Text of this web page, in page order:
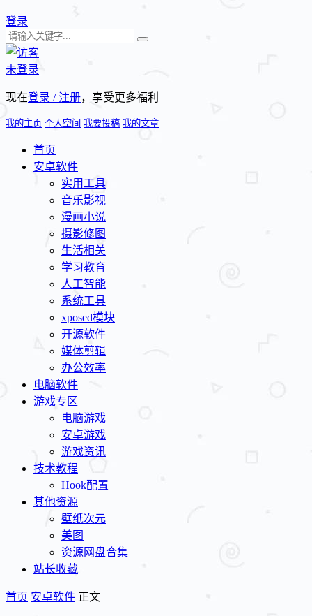
登录
未登录
现在登录 / 注册，享受更多福利
我的主页 个人空间 我要投稿 我的文章
首页
安卓软件
实用工具
音乐影视
漫画小说
摄影修图
生活相关
学习教育
人工智能
系统工具
xposed模块
开源软件
媒体剪辑
办公效率
电脑软件
游戏专区
电脑游戏
安卓游戏
游戏资讯
技术教程
Hook配置
其他资源
壁纸次元
美图
资源网盘合集
站长收藏
首页 安卓软件 正文